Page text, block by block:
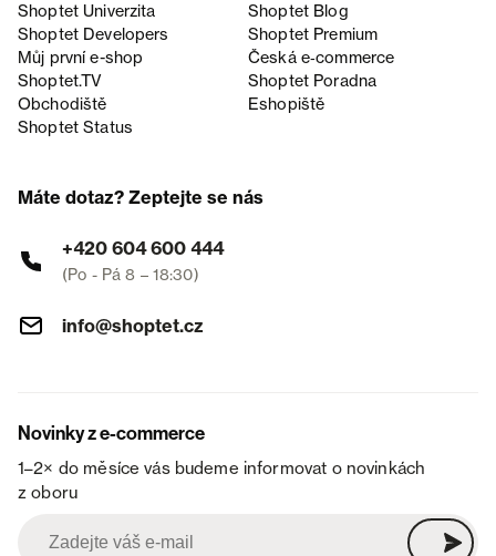
Shoptet Univerzita
Shoptet Blog
Shoptet Developers
Shoptet Premium
Můj první e-shop
Česká e‑commerce
Shoptet.TV
Shoptet Poradna
Obchodiště
Eshopiště
Shoptet Status
Máte dotaz? Zeptejte se nás
+420 604 600 444
(Po - Pá 8 – 18:30)
info@shoptet.cz
Novinky z e-commerce
1–2× do měsíce vás budeme informovat o novinkách
z oboru